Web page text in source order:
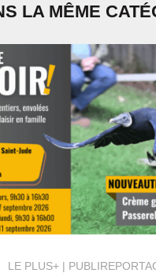
LA MÊME
LE PLUS+